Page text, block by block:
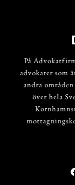
På
advokater som
andra
över hela